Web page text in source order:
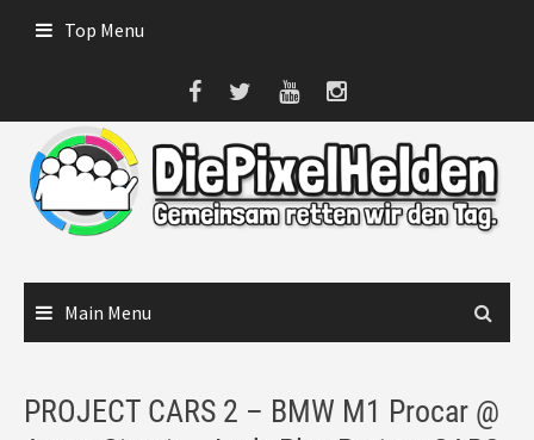
Top Menu
Main Menu
PROJECT CARS 2 – BMW M1 Procar @